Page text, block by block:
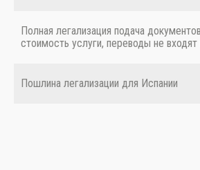
Полная легализация подача
стоимость услуги, переводы не
Пошлина легализации для Испании